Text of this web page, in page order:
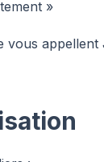
»
vous appellent